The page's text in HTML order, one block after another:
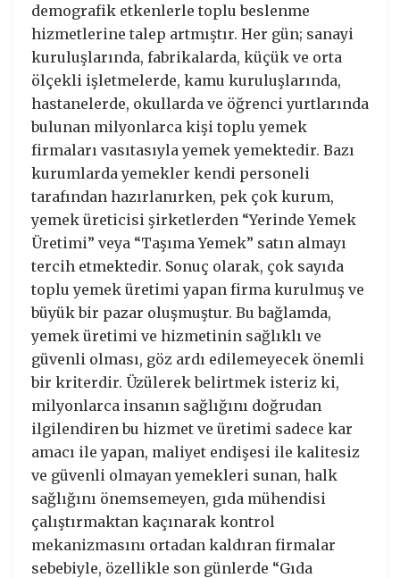
demografik etkenlerle toplu beslenme
hizmetlerine talep artmıştır. Her gün; sanayi
kuruluşlarında, fabrikalarda, küçük ve orta
ölçekli işletmelerde, kamu kuruluşlarında,
hastanelerde, okullarda ve öğrenci yurtlarında
bulunan milyonlarca kişi toplu yemek
firmaları vasıtasıyla yemek yemektedir. Bazı
kurumlarda yemekler kendi personeli
tarafından hazırlanırken, pek çok kurum,
yemek üreticisi şirketlerden “Yerinde Yemek
Üretimi” veya “Taşıma Yemek” satın almayı
tercih etmektedir. Sonuç olarak, çok sayıda
toplu yemek üretimi yapan firma kurulmuş ve
büyük bir pazar oluşmuştur. Bu bağlamda,
yemek üretimi ve hizmetinin sağlıklı ve
güvenli olması, göz ardı edilemeyecek önemli
bir kriterdir. Üzülerek belirtmek isteriz ki,
milyonlarca insanın sağlığını doğrudan
ilgilendiren bu hizmet ve üretimi sadece kar
amacı ile yapan, maliyet endişesi ile kalitesiz
ve güvenli olmayan yemekleri sunan, halk
sağlığını önemsemeyen, gıda mühendisi
çalıştırmaktan kaçınarak kontrol
mekanizmasını ortadan kaldıran firmalar
sebebiyle, özellikle son günlerde “Gıda